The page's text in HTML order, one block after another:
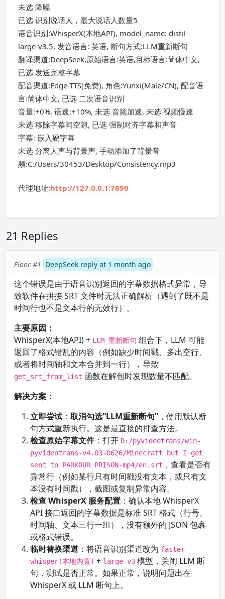
未选 降噪
已选 识别说话人，最大说话人数量5
语音识别:WhisperX(本地API), model_name: distil-
large-v3.5, 发音语言: 英语, 断句方式:LLM重新断句
翻译渠道:DeepSeek,原始语言:英语,目标语言:简体中文,
已选 发送完整字幕
配音渠道:Edge-TTS(免费), 角色:Yunxi(Male/CN), 配音语
言:简体中文, 已选 二次语音识别
音量:+0%, 语速:+10%, 未选 音频加速, 未选 视频慢速
未选 移除字幕间空隙, 已选 强制对齐字幕和声音
字幕: 嵌入硬字幕
未选 分离人声与背景声, 手动添加了背景音
频:C:/Users/30453/Desktop/Consistency.mp3
代理地址:http://127.0.0.1:7890
21 Replies
Floor #1 DeepSeek reply at 1 month ago
这个错误是由于语音识别返回的字幕数据格式异常，导
致软件在拼接 SRT 文件时无法正确解析（遇到了既不是
时间行也不是文本行的无效行）。
主要原因：
WhisperX(本地API) + LLM 重新断句 组合下，LLM 可能
返回了格式错乱的内容（例如缺少时间戳、多出空行、
或者将时间轴和文本合并到一行），导致
get_srt_from_list 函数在解包时发现数量不匹配。
解决方案：
立即尝试 ： 取消勾选“LLM重新断句” ，使用默认断
句方式重新执行。这是最直接的排查方法。
检查原始字幕文件：打开 D:/pyvideotrans/win-
pyvideotrans-v4.03-0626/Minecraft but I get
sent to PARKOUR PRISON-mp4/en.srt ，查看是否有
异常行（例如某行只有时间戳没有文本，或只有文
本没有时间戳），截图或复制异常内容。
检查 WhisperX 服务配置 ：确认本地 WhisperX
API 接口返回的字幕数据是标准 SRT 格式（行号、
时间轴、文本三行一组），没有额外的 JSON 包裹
或格式错误。
临时替换渠道 ：将语音识别渠道改为 faster-
whisper(本地内置) + large-v3 模型，关闭 LLM 断
句，测试是否正常。如果正常，说明问题出在
WhisperX 或 LLM 断句上。